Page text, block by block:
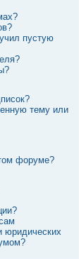
пустую
тему или
форуме?
юридических